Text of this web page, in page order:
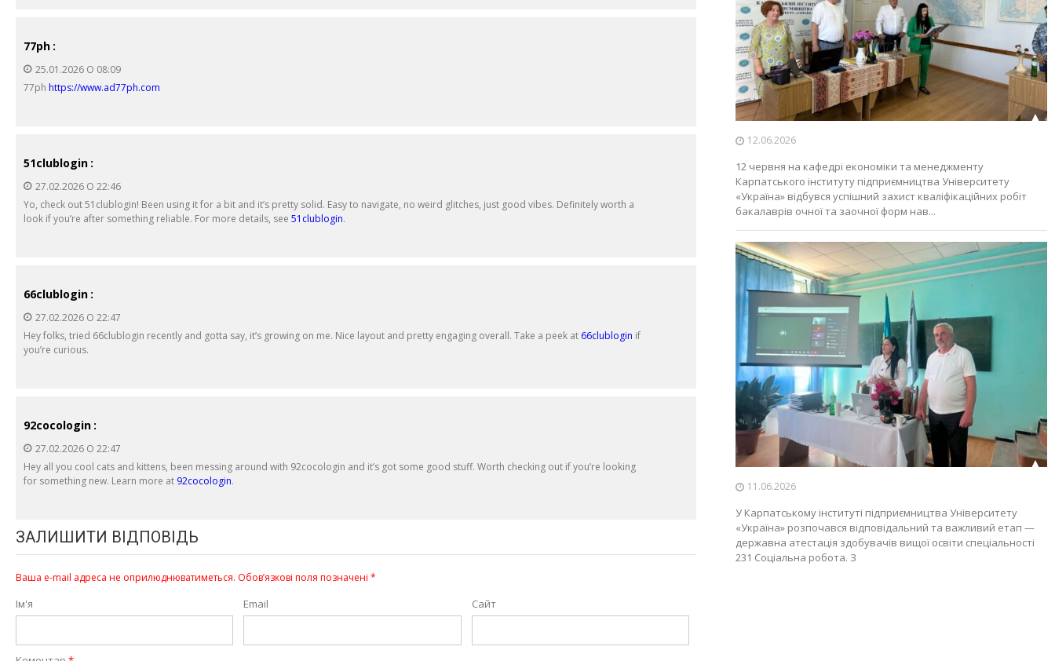
77ph :
25.01.2026 О 08:09
77ph https://www.ad77ph.com
51clublogin :
27.02.2026 О 22:46
Yo, check out 51clublogin! Been using it for a bit and it’s pretty solid. Easy to navigate, no weird glitches, just good vibes. Definitely worth a
look if you’re after something reliable. For more details, see 51clublogin.
66clublogin :
27.02.2026 О 22:47
Hey folks, tried 66clublogin recently and gotta say, it’s growing on me. Nice layout and pretty engaging overall. Take a peek at 66clublogin if
you’re curious.
92cocologin :
27.02.2026 О 22:47
Hey all you cool cats and kittens, been messing around with 92cocologin and it’s got some good stuff. Worth checking out if you’re looking
for something new. Learn more at 92cocologin.
ЗАЛИШИТИ ВІДПОВІДЬ
Ваша e-mail адреса не оприлюднюватиметься. Обов’язкові поля позначені *
Ім'я Email Сайт
12.06.2026
12 червня на кафедрі економіки та менеджменту
Карпатського інституту підприємництва Університету
«Україна» відбувся успішний захист кваліфікаційних робіт
бакалаврів очної та заочної форм нав...
11.06.2026
У Карпатському інституті підприємництва Університету
«Україна» розпочався відповідальний та важливий етап —
державна атестація здобувачів вищої освіти спеціальності
231 Соціальна робота. З